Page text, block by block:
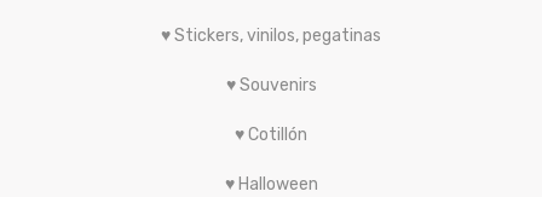
♥ Stickers, vinilos, pegatinas
♥ Souvenirs
♥ Cotillón
♥ Halloween